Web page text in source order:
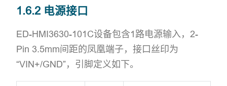
1.6.2 电源接口
ED-HMI3630-101C设备包含1路电源输入，2-
Pin 3.5mm间距的凤凰端子，接口丝印为
“VIN+/GND”，引脚定义如下。